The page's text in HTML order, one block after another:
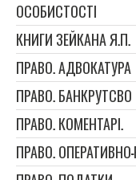
ОСОБИСТОСТІ
КНИГИ ЗЕЙКАНА Я.П.
ПРАВО. АДВОКАТУРА
ПРАВО. БАНКРУТСВО
ПРАВО. КОМЕНТАРІ.
ПРАВО.